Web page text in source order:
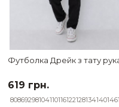
Футболка Дрейк з тату
619 грн.
80869298104110116122128134140146